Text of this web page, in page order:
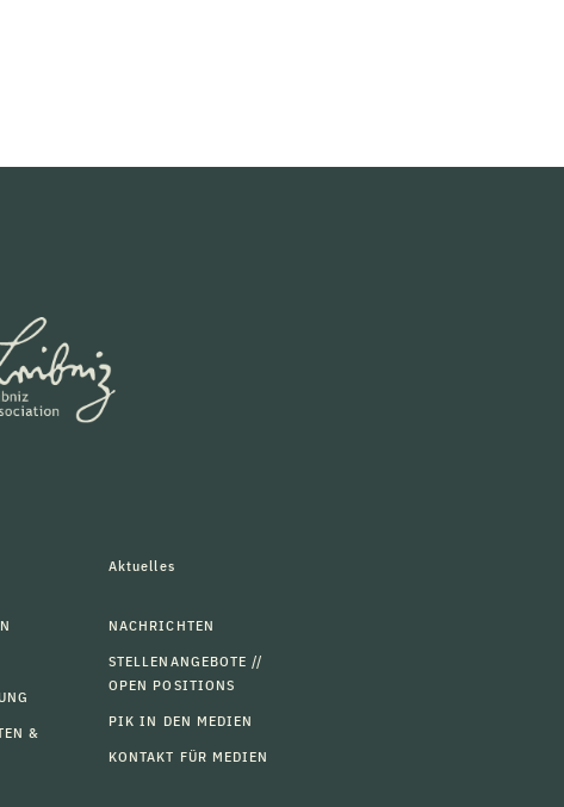
&
Aktuelles
NACHRICHTEN
STELLENANGEBOTE //
OPEN POSITIONS
PIK IN DEN MEDIEN
KONTAKT FÜR MEDIEN